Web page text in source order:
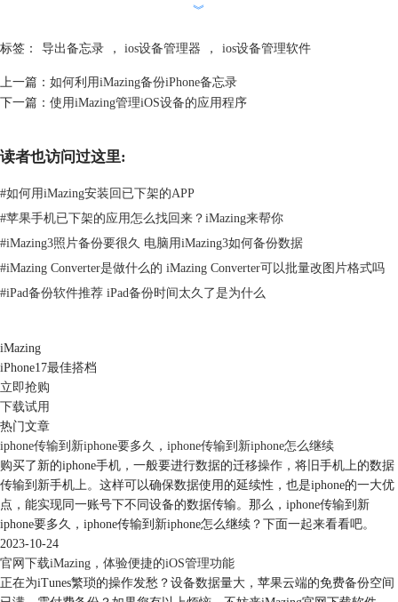
图 2：操作界面
语音备忘录的相关操作
进入到语音备忘录界面，就可以实现语音备忘录的播放和导出。
时长。想要在计算机上播放语音备忘录的音频文件，只需要双击需要播放
如果计算机内缺少拥有拖放功能的组件，将会弹出“启用拖放功能”菜单，
如图3。
选择“立即安装”将扩展安装在计算机内即可。
安装完成后，将会出现一个询问文件打开方式的菜单，如图4。
︾
标签： 导出备忘录 ， ios设备管理器 ， ios设备管理软件
上一篇： 如何利用iMazing备份iPhone备忘录
下一篇： 使用iMazing管理iOS设备的应用程序
读者也访问过这里:
#如何用iMazing安装回已下架的APP
#苹果手机已下架的应用怎么找回来？iMazing来帮你
#iMazing3照片备份要很久 电脑用iMazing3如何备份数据
#iMazing Converter是做什么的 iMazing Converter可以批量改图片格式吗
#iPad备份软件推荐 iPad备份时间太久了是为什么
iMazing
iPhone17最佳搭档
立即抢购
下载试用
热门文章
iphone传输到新iphone要多久，iphone传输到新iphone怎么继续
购买了新的iphone手机，一般要进行数据的迁移操作，将旧手机上的数据
传输到新手机上。这样可以确保数据使用的延续性，也是iphone的一大优
点，能实现同一账号下不同设备的数据传输。那么，iphone传输到新
iphone要多久，iphone传输到新iphone怎么继续？下面一起来看看吧。
2023-10-24
官网下载iMazing，体验便捷的iOS管理功能
正在为iTunes繁琐的操作发愁？设备数据量大，苹果云端的免费备份空间